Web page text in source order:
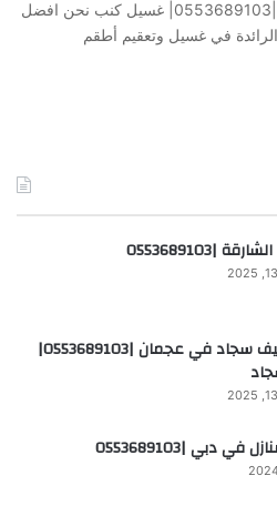
شركة تنظيف كنب في الشارقة |0553689103| غسيل كنب نحن افضل
في غسيل وتعقيم أطقم
|0553689103
شركة تنظيف سجاد في عجمان |0553689103|
دبي |0553689103